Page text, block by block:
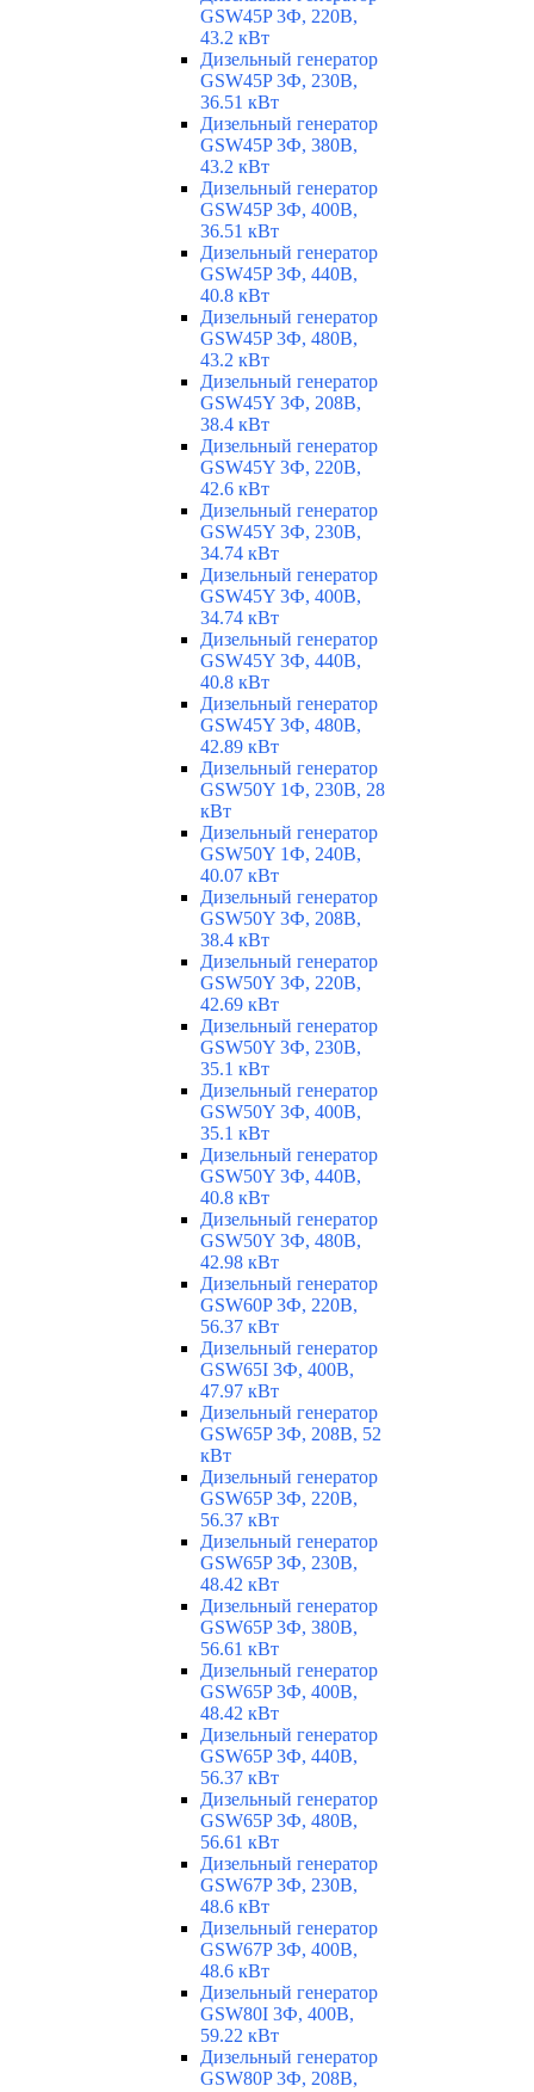
GSW45P 3Ф, 220В,
43.2 кВт
Дизельный генератор
GSW45P 3Ф, 230В,
36.51 кВт
Дизельный генератор
GSW45P 3Ф, 380В,
43.2 кВт
Дизельный генератор
GSW45P 3Ф, 400В,
36.51 кВт
Дизельный генератор
GSW45P 3Ф, 440В,
40.8 кВт
Дизельный генератор
GSW45P 3Ф, 480В,
43.2 кВт
Дизельный генератор
GSW45Y 3Ф, 208В,
38.4 кВт
Дизельный генератор
GSW45Y 3Ф, 220В,
42.6 кВт
Дизельный генератор
GSW45Y 3Ф, 230В,
34.74 кВт
Дизельный генератор
GSW45Y 3Ф, 400В,
34.74 кВт
Дизельный генератор
GSW45Y 3Ф, 440В,
40.8 кВт
Дизельный генератор
GSW45Y 3Ф, 480В,
42.89 кВт
Дизельный генератор
GSW50Y 1Ф, 230В, 28
кВт
Дизельный генератор
GSW50Y 1Ф, 240В,
40.07 кВт
Дизельный генератор
GSW50Y 3Ф, 208В,
38.4 кВт
Дизельный генератор
GSW50Y 3Ф, 220В,
42.69 кВт
Дизельный генератор
GSW50Y 3Ф, 230В,
35.1 кВт
Дизельный генератор
GSW50Y 3Ф, 400В,
35.1 кВт
Дизельный генератор
GSW50Y 3Ф, 440В,
40.8 кВт
Дизельный генератор
GSW50Y 3Ф, 480В,
42.98 кВт
Дизельный генератор
GSW60P 3Ф, 220В,
56.37 кВт
Дизельный генератор
GSW65I 3Ф, 400В,
47.97 кВт
Дизельный генератор
GSW65P 3Ф, 208В, 52
кВт
Дизельный генератор
GSW65P 3Ф, 220В,
56.37 кВт
Дизельный генератор
GSW65P 3Ф, 230В,
48.42 кВт
Дизельный генератор
GSW65P 3Ф, 380В,
56.61 кВт
Дизельный генератор
GSW65P 3Ф, 400В,
48.42 кВт
Дизельный генератор
GSW65P 3Ф, 440В,
56.37 кВт
Дизельный генератор
GSW65P 3Ф, 480В,
56.61 кВт
Дизельный генератор
GSW67P 3Ф, 230В,
48.6 кВт
Дизельный генератор
GSW67P 3Ф, 400В,
48.6 кВт
Дизельный генератор
GSW80I 3Ф, 400В,
59.22 кВт
Дизельный генератор
GSW80P 3Ф, 208В,